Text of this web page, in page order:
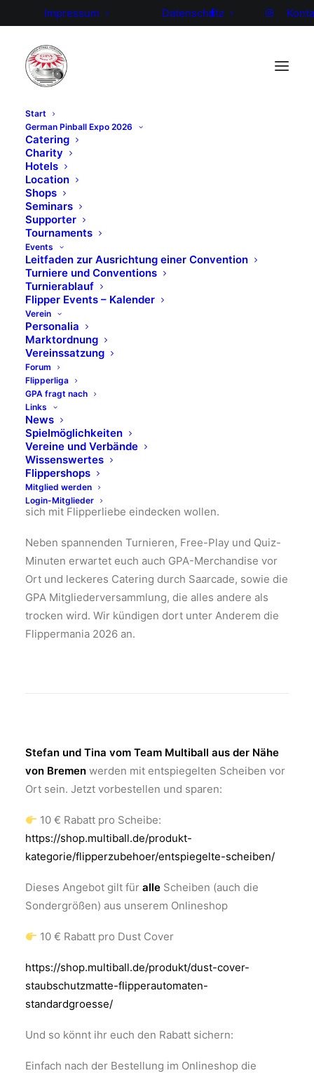
Impressum Datenschutz
Start
German Pinball Expo 2026
Catering
Charity
Hotels
Location
Shops
Seminars
Supporter
Tournaments
Events
Leitfaden zur Ausrichtung einer Convention
Turniere und Conventions
Turnierablauf
Flipper Events – Kalender
Verein
Personalia
Marktordnung
Vereinssatzung
Forum
Flipperliga
GPA fragt nach
Links
News
Spielmöglichkeiten
Vereine und Verbände
Wissenswertes
Flippershops
Mitglied werden
Login-Mitglieder
Die GPA Herbstmeisterschaft
2025 im Saarcade – mit
Europapremiere,
Sonderaktionen und Herz!
-nur noch wenige Tickets-
Die Herbstmeisterschaft vom 7.–9. November in
Wiebelskirchen wird ein echtes Highlight:
DE GmbHpräsentiert exklusiv den brandneuen
Winchester-Flipper von Barrels of Fun – erstmals in
Europa! Dazu gibt’s weitere Geräte zum ausgiebigem
Spielen, inklusive eines Charity-Flippers, dessen
Erlös durch den Münzeinwurf dem
Hospiz St. Josef Neunkirchen
Vergesst nicht, euch mit ordentlich Münzfutter für
die Automaten einzudecken!
Multiball aus der Nähe von Bremen
Special-Aktion mit, und
einem satten Saarcade-Rabatt – perfekt für alle, die
sich mit Flipperliebe eindecken wollen.
Neben spannenden Turnieren, Free-Play und Quiz-
Minuten erwartet euch auch GPA-Merchandise vor
Ort und leckeres Catering durch Saarcade, sowie die
GPA Mitgliederversammlung, die alles andere als
trocken wird. Wir kündigen dort unter Anderem die
Flippermania 2026 an.
Stefan und Tina vom Team Multiball aus der Nähe
von Bremen werden mit entspiegelten Scheiben vor
Ort sein. Jetzt vorbestellen und sparen:
10 € Rabatt pro Scheibe:
https://shop.multiball.de/produkt-
kategorie/flipperzubehoer/entspiegelte-scheiben/
Dieses Angebot gilt für alle Scheiben (auch die
Sondergrößen) aus unserem Onlineshop
10 € Rabatt pro Dust Cover
https://shop.multiball.de/produkt/dust-cover-
staubschutzmatte-flipperautomaten-
standardgroesse/
Und so könnt ihr euch den Rabatt sichern:
Einfach nach der Bestellung im Onlineshop die